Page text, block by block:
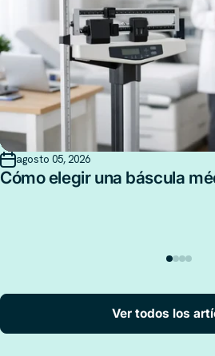
agosto 05, 2026
Cómo elegir una báscula
Ver todos los